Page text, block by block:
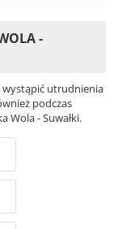
-
wystąpić utrudnienia
podczas
Wola - Suwałki.